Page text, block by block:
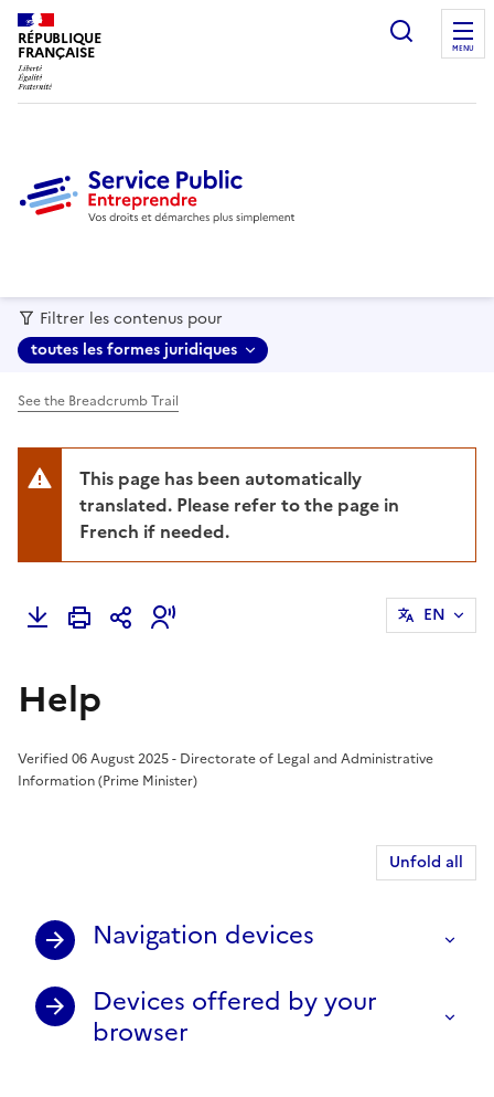
RÉPUBLIQUE
FRANÇAISE MENU
Filtrer les contenus pour
toutes les formes juridiques
See the Breadcrumb Trail
This page has been automatically
translated. Please refer to the page in
French if needed.
EN
Help
Verified 06 August 2025 - Directorate of Legal and Administrative
Information (Prime Minister)
Unfold all
Navigation devices
Devices offered by your
browser